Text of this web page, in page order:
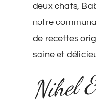
deux chats,
notre
de recettes
saine et
Nihel